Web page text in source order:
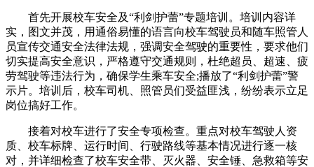
首先开展校车安全及“利剑护蕾”专题培训。培训内容详
实，图文并茂，用通俗易懂的语言向校车驾驶员和随车照管人
员宣传交通安全法律法规，强调安全驾驶的重要性，要求他们
切实提高安全意识，严格遵守交通规则，杜绝超员、超速、疲
劳驾驶等违法行为，确保学生乘车安全;播放了“利剑护蕾”警
示片。培训后，校车司机、照管员们受益匪浅，纷纷表示立足
岗位搞好工作。
接着对校车进行了安全专项检查。重点对校车驾驶人资
质、校车标牌、运行时间、行驶路线等基本情况进行逐一核
对，并详细检查了校车安全带、灭火器、安全锤、急救箱等安